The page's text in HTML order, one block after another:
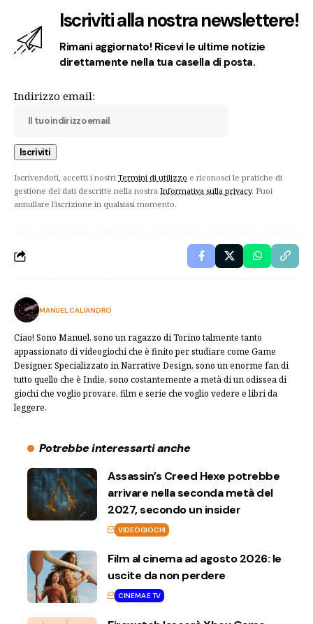
Iscriviti alla nostra newslettere!
Rimani aggiornato! Ricevi le ultime notizie
direttamente nella tua casella di posta.
Indirizzo email:
Iscrivendoti, accetti i nostri Termini di utilizzo e riconosci le pratiche di
gestione dei dati descritte nella nostra Informativa sulla privacy. Puoi
annullare l'iscrizione in qualsiasi momento.
MANUEL CALIANDRO
Ciao! Sono Manuel, sono un ragazzo di Torino talmente tanto
appassionato di videogiochi che è finito per studiare come Game
Designer. Specializzato in Narrative Design, sono un enorme fan di
tutto quello che è Indie, sono costantemente a metà di un odissea di
giochi che voglio provare, film e serie che voglio vedere e libri da
leggere.
Potrebbe interessarti anche
Assassin’s Creed Hexe potrebbe
arrivare nella seconda metà del
2027, secondo un insider
VIDEOGIOCHI
Film al cinema ad agosto 2026: le
uscite da non perdere
CINEMA E TV